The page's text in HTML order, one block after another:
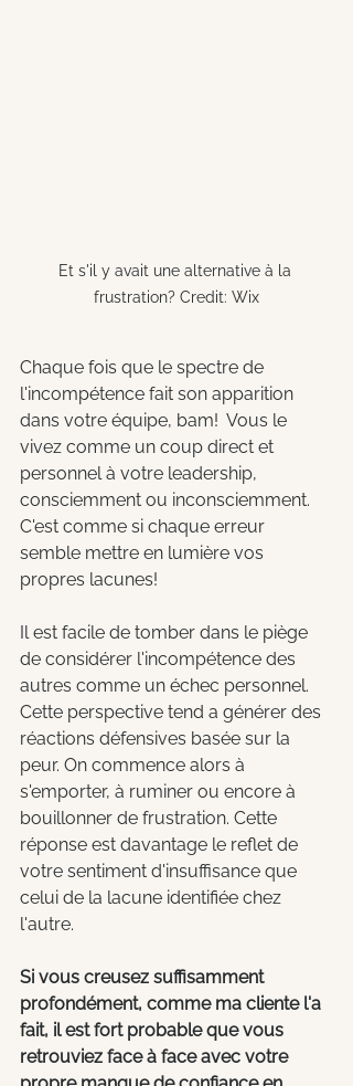
Et s'il y avait une alternative à la
frustration? Credit: Wix
Chaque fois que le spectre de
l'incompétence fait son apparition
dans votre équipe, bam!  Vous le
vivez comme un coup direct et
personnel à votre leadership,
consciemment ou inconsciemment.
C'est comme si chaque erreur
semble mettre en lumière vos
propres lacunes!
Il est facile de tomber dans le piège
de considérer l'incompétence des
autres comme un échec personnel.
Cette perspective tend a générer des
réactions défensives basée sur la
peur. On commence alors à
s'emporter, à ruminer ou encore à
bouillonner de frustration. Cette
réponse est davantage le reflet de
votre sentiment d'insuffisance que
celui de la lacune identifiée chez
l'autre.
Si vous creusez suffisamment
profondément, comme ma cliente l'a
fait, il est fort probable que vous
retrouviez face à face avec votre